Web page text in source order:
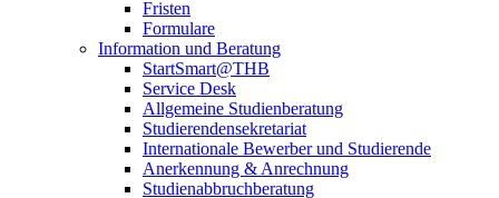
Fristen
Formulare
Information und Beratung
StartSmart@THB
Service Desk
Allgemeine Studienberatung
Studierendensekretariat
Internationale Bewerber und Studierende
Anerkennung & Anrechnung
Studienabbruchberatung